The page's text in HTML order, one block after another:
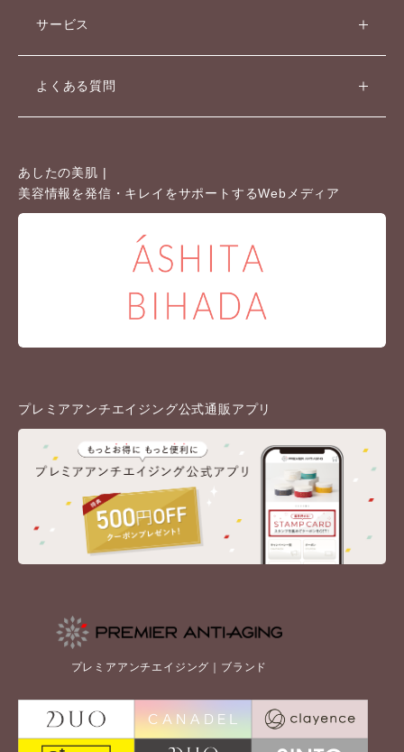
サービス
よくある質問
あしたの美肌 |
美容情報を発信・キレイをサポートするWebメディア
プレミアアンチエイジング公式通販アプリ
プレミアアンチエイジング｜ブランド